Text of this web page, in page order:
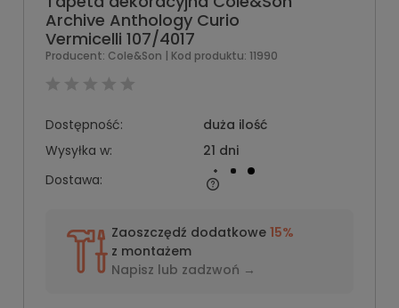
Archive Anthology Curio
Vermicelli 107/4017
Producent: Cole&Son | Kod produktu: 11990
Dostępność:
duża ilość
Wysyłka w:
21 dni
Dostawa:
Zaoszczędź dodatkowe 15%
z montażem
Napisz lub zadzwoń →